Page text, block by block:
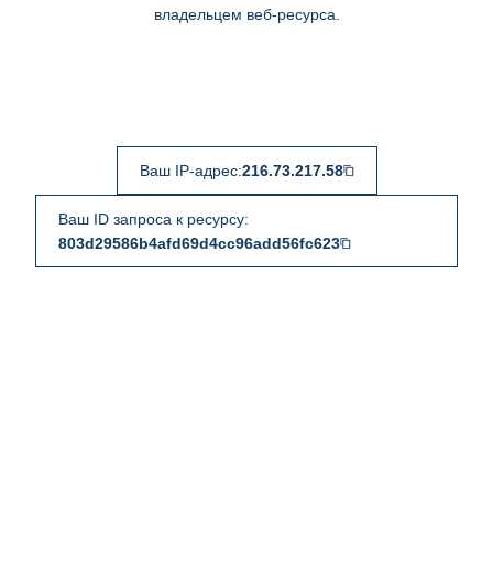
владельцем веб-ресурса.
Ваш IP-адрес:216.73.217.58
Ваш ID запроса к ресурсу:
803d29586b4afd69d4cc96add56fc623